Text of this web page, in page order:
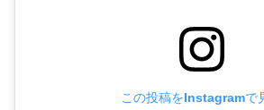
この投稿をInstagramで